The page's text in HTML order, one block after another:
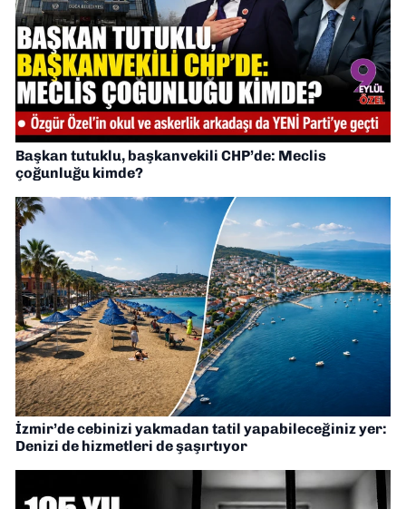
Başkan tutuklu, başkanvekili CHP’de: Meclis
çoğunluğu kimde?
İzmir’de cebinizi yakmadan tatil yapabileceğiniz yer:
Denizi de hizmetleri de şaşırtıyor